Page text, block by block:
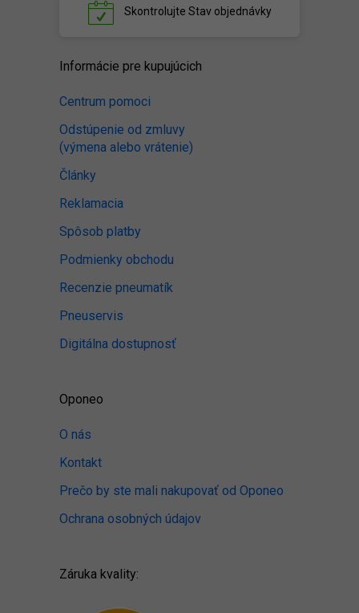
Skontrolujte Stav objednávky
Informácie pre kupujúcich
Centrum pomoci
Odstúpenie od zmluvy
(výmena alebo vrátenie)
Články
Reklamacia
Spôsob platby
Podmienky obchodu
Recenzie pneumatík
Pneuservis
Digitálna dostupnosť
Oponeo
O nás
Kontakt
Prečo by ste mali nakupovať od Oponeo
Ochrana osobných údajov
Záruka kvality: